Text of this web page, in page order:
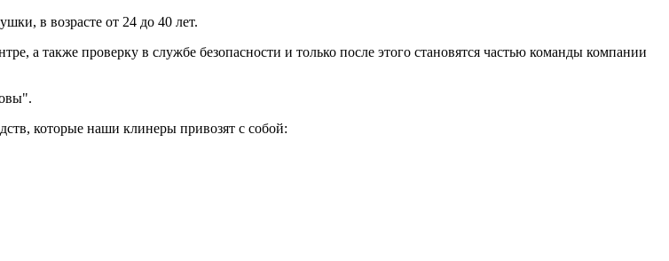
в возрасте от 24 до 40 лет.
а также проверку в службе безопасности и только после этого становятся частью команды компании
которые наши клинеры привозят с собой: